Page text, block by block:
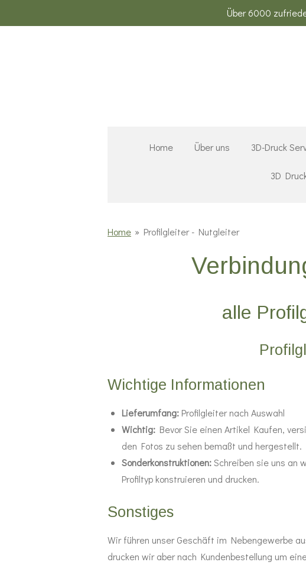
Über 6000
Home Über uns 3D-Druck
3D
Home » Profilgleiter - Nutgleiter
alle
Wichtige Informationen
Lieferumfang: Profilgleiter nach Auswahl
Wichtig: Bevor Sie einen Artikel Kaufen,
den Fotos zu sehen bemaßt und hergestellt.
Sonderkonstruktionen:Schreiben sie uns an
Profiltyp konstruieren und drucken.
Sonstiges
Wir führen unser Geschäft im Nebengewerbe
drucken wir aber nach Kundenbestellung um